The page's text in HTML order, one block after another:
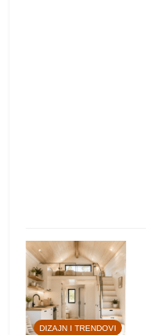
DIZAJN I TRENDOVI